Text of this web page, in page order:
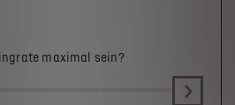
maximal sein?